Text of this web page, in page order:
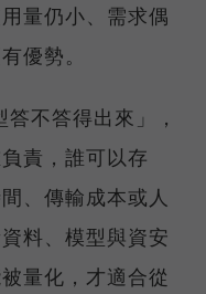
量仍小、需求偶
優勢。
不答得出來」，
責，誰可以存
、傳輸成本或人
料、模型與資安
量化，才適合從